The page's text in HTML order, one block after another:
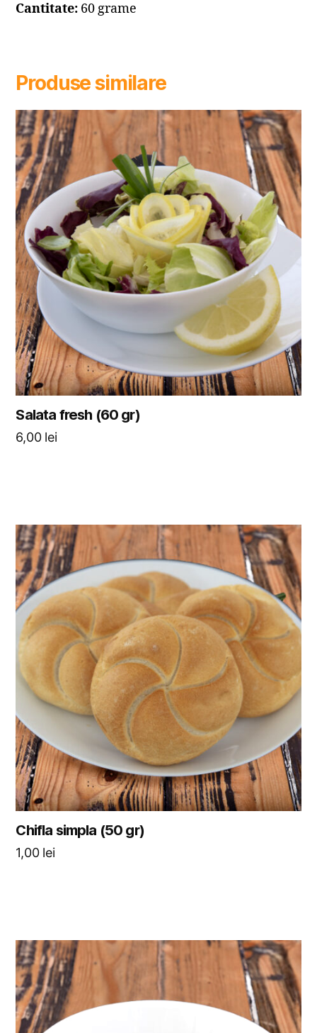
Cantitate: 60 grame
Produse similare
Salata fresh (60 gr)
6,00 lei
Chifla simpla (50 gr)
1,00 lei